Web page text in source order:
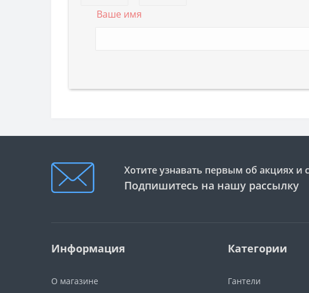
Ваше имя
Хотите узнавать первым об акциях и
Подпишитесь на нашу рассылку
Информация
О магазине
Категории
Гантели